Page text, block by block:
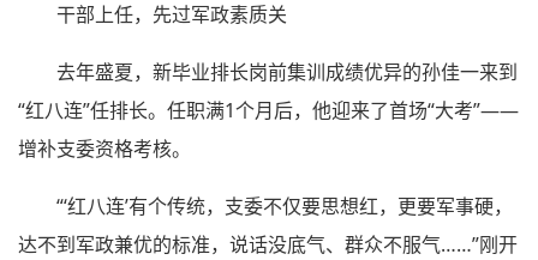
干部上任，先过军政素质关
去年盛夏，新毕业排长岗前集训成绩优异的孙佳一来到
“红八连”任排长。任职满1个月后，他迎来了首场“大考”——
增补支委资格考核。
“‘红八连’有个传统，支委不仅要思想红，更要军事硬，
达不到军政兼优的标准，说话没底气、群众不服气……”刚开